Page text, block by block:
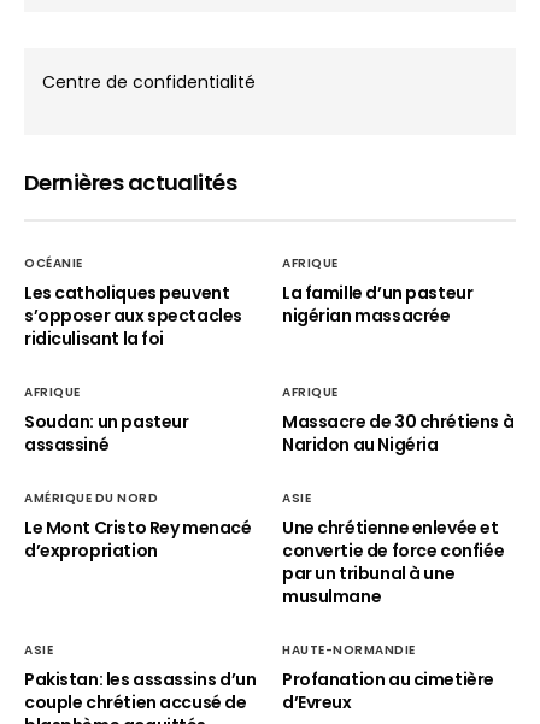
Centre de confidentialité
Dernières actualités
OCÉANIE
Les catholiques peuvent
s’opposer aux spectacles
ridiculisant la foi
AFRIQUE
La famille d’un pasteur
nigérian massacrée
AFRIQUE
Soudan: un pasteur
assassiné
AFRIQUE
Massacre de 30 chrétiens à
Naridon au Nigéria
AMÉRIQUE DU NORD
Le Mont Cristo Rey menacé
d’expropriation
ASIE
Une chrétienne enlevée et
convertie de force confiée
par un tribunal à une
musulmane
ASIE
Pakistan: les assassins d’un
couple chrétien accusé de
HAUTE-NORMANDIE
Profanation au cimetière
d’Evreux